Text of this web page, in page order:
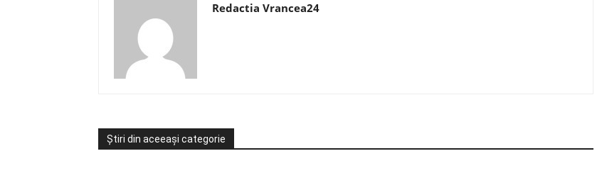
Redactia Vrancea24
Știri din aceeași categorie